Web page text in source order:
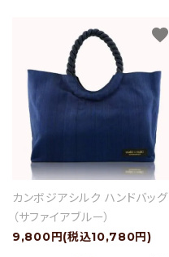
カンボジアシルク ハンドバッグ
（サファイアブルー）
9,800円(税込10,780円)
favorite